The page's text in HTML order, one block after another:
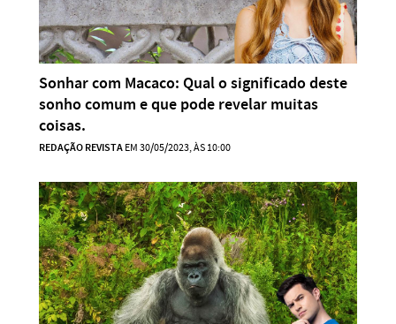
Sonhar com Macaco: Qual o significado deste
sonho comum e que pode revelar muitas
coisas.
REDAÇÃO REVISTAEM 30/05/2023, ÀS 10:00